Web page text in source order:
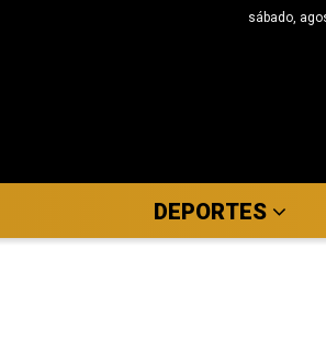
sábado,
DEPORTES